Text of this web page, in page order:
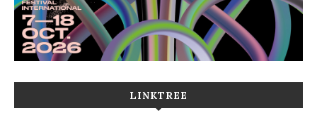
LINKTREE